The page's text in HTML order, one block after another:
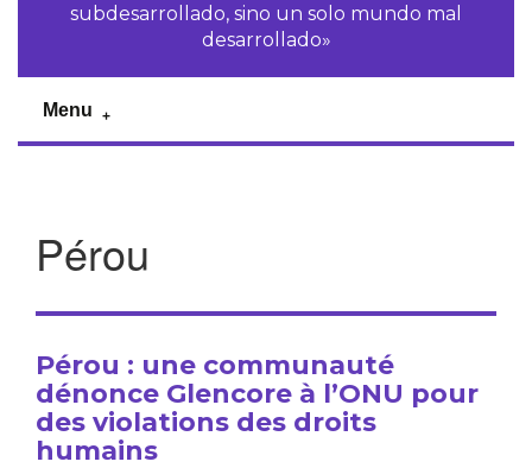
subdesarrollado, sino un solo mundo mal
desarrollado»
Menu
Pérou
Pérou : une communauté
dénonce Glencore à l’ONU pour
des violations des droits
humains